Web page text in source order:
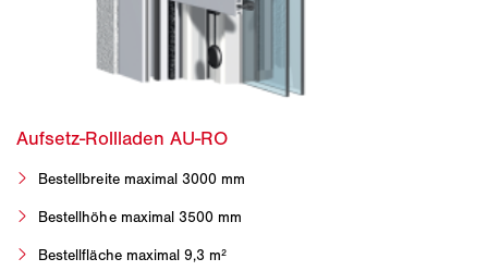
Bestellbreite maximal 3000 mm
Bestellhöhe maximal 3500 mm
Bestellfläche maximal 9,3 m²